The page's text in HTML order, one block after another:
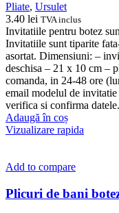
Pliate, Ursulet
3.40 lei TVA inclus
Invitatiile pentru botez
Invitatiile sunt tiparite
asortat. Dimensiuni: –
deschisa – 21 x 10 cm –
comanda, in 24-48 ore
email modelul de
verifica si confirma datele.
Adaugă în coș
Vizualizare rapida
Add to compare
Plicuri de bani